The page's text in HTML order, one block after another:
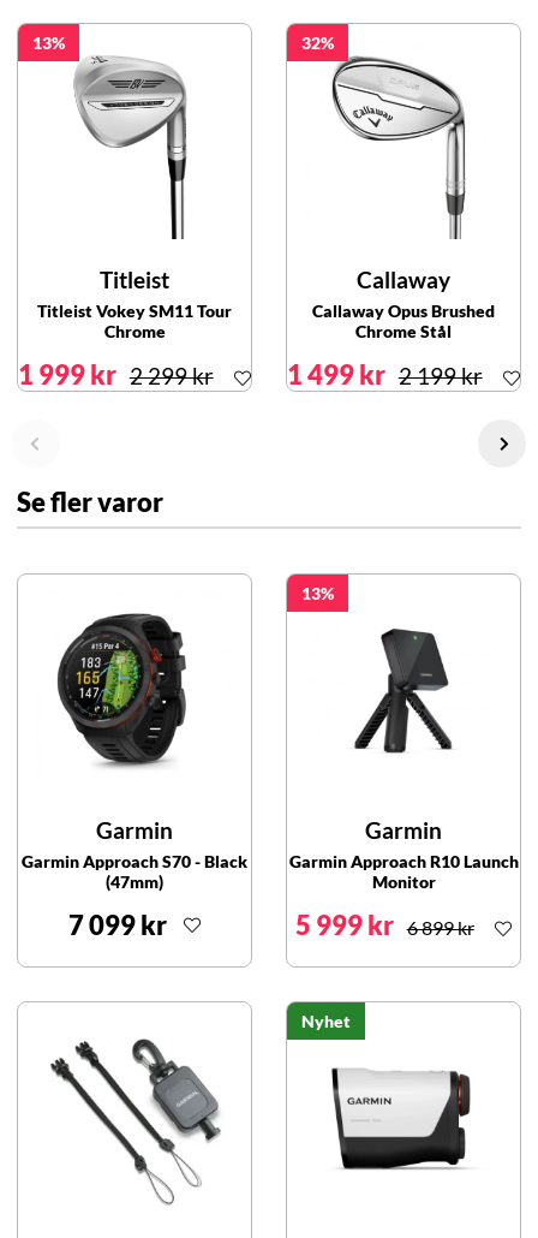
13
Titleist
Titleist Vokey SM11 Tour
Chrome
1 999 kr 2 299 kr
32
Callaway
Callaway Opus Brushed
Chrome Stål
1 499 kr 2 199 kr
Se fler varor
Garmin
Garmin Approach S70 - Black
(47mm)
7 099 kr
13
Garmin
Garmin Approach R10 Launch
Monitor
5 999 kr 6 899 kr
Nyhet